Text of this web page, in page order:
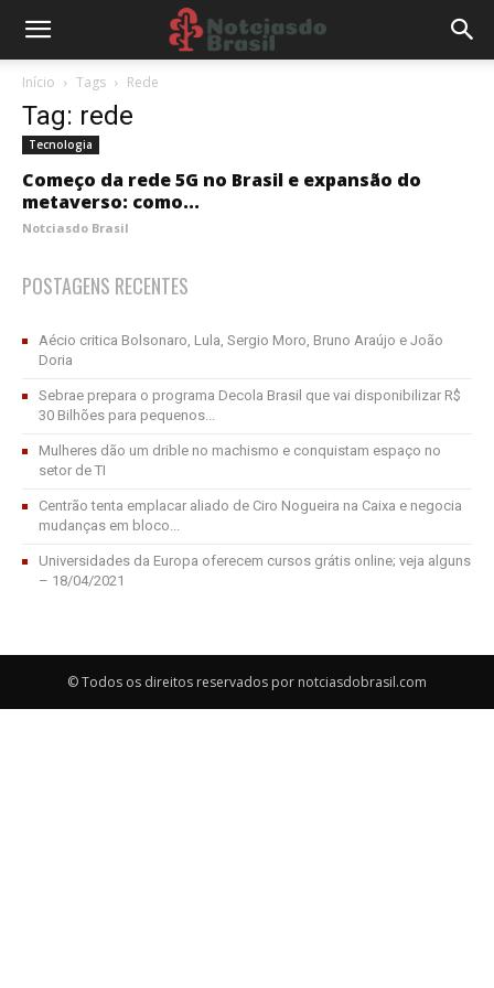
Início Tags Rede
Tag: rede
Tecnologia
Começo da rede 5G no Brasil e expansão do
metaverso: como...
Notciasdo Brasil
POSTAGENS RECENTES
Aécio critica Bolsonaro, Lula, Sergio Moro, Bruno Araújo e João
Doria
Sebrae prepara o programa Decola Brasil que vai disponibilizar R$
30 Bilhões para pequenos...
Mulheres dão um drible no machismo e conquistam espaço no
setor de TI
Centrão tenta emplacar aliado de Ciro Nogueira na Caixa e negocia
mudanças em bloco...
Universidades da Europa oferecem cursos grátis online; veja alguns
– 18/04/2021
© Todos os direitos reservados por notciasdobrasil.com